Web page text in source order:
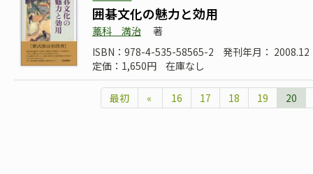
囲碁文化の魅力と効用
藁科 満治
著
ISBN：978-4-535-58565-2
発刊年月： 2008.12
定価：1,650円
在庫なし
最初 « 16 17 18 19 20